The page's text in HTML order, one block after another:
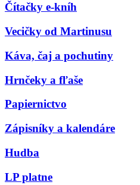
Čítačky e-kníh
Vecičky od Martinusu
Káva, čaj a pochutiny
Hrnčeky a fľaše
Papiernictvo
Zápisníky a kalendáre
Hudba
LP platne